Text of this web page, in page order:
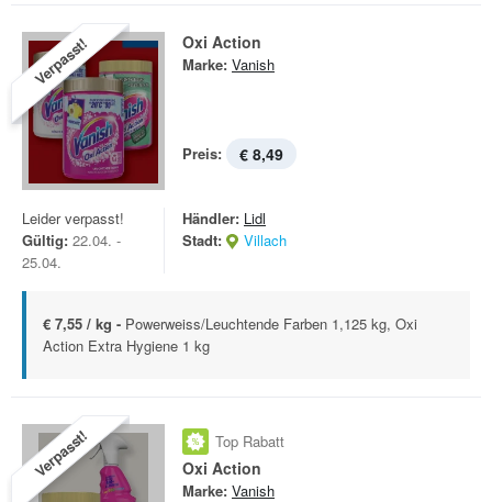
Verpasst! Oxi Action
Marke: Vanish
Preis: € 8,49
Leider verpasst!
Gültig: 22.04. -
25.04.
Händler: Lidl
Stadt:
Villach
€ 7,55 / kg - Powerweiss/Leuchtende Farben 1,125 kg, Oxi
Action Extra Hygiene 1 kg
Verpasst! Top Rabatt
Oxi Action
Marke: Vanish